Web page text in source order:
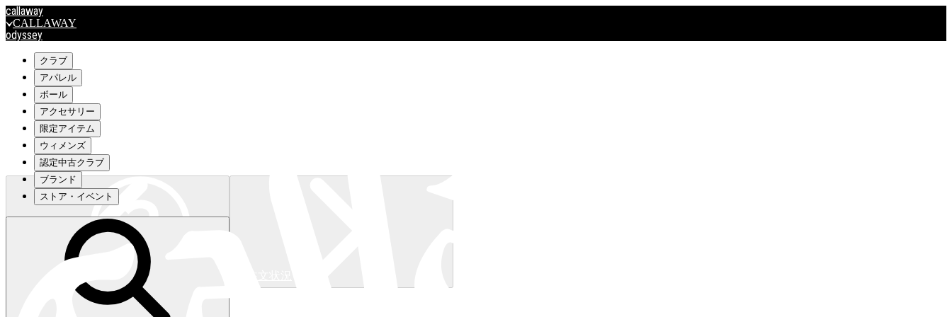
callaway
CALLAWAY
odyssey
travismathew
outlet
OUTLET
キャロウェイアパレルはこちら>>>
キャロウェイアパレルはこちら>>>
クラブ
アパレル
ボール
アクセサリー
限定アイテム
ウィメンズ
認定中古クラブ
ブランド
ストア・イベント